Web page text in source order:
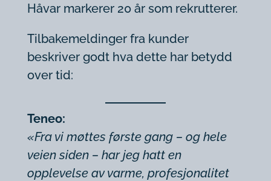
Håvar markerer 20 år som rekrutterer.
Tilbakemeldinger fra kunder
beskriver godt hva dette har betydd
over tid:
Teneo:
«Fra vi møttes første gang – og hele
veien siden – har jeg hatt en
opplevelse av varme, profesjonalitet